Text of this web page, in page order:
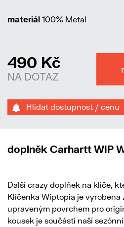
materiál 100% Metal
490 Kč
NA DOTAZ
Hlídat dostupnost / cenu
doplněk Carhartt WIP
Další crazy doplňek na klíče,
Klíčenka Wiptopia je vyrobena
upraveným povrchem pro
kousek je součástí naší